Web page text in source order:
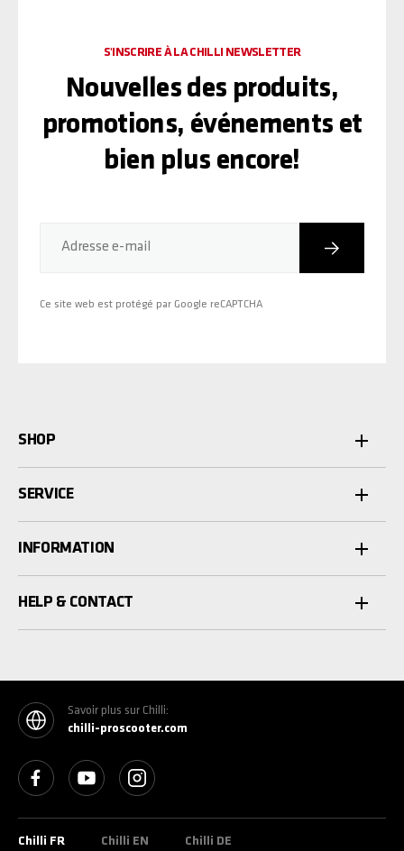
Adresse e-mail Inscription
Ce site web est protégé par Google reCAPTCHA
S'INSCRIRE À LA CHILLI NEWSLETTER
Nouvelles des produits,
promotions, événements et
bien plus encore!
SHOP
SERVICE
INFORMATION
HELP & CONTACT
Savoir plus sur Chilli:
chilli-proscooter.com
See our FacebookSee our YouTube channel
See our Instagram
Chilli FR Chilli EN Chilli DE